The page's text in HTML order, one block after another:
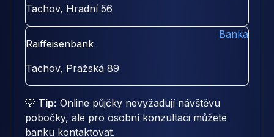
Tachov, Hradní 56
Raiffeisenbank
Tachov, Pražská 89
Banka
💡 Tip: Online půjčky nevyžadují návštěvu
pobočky, ale pro osobní konzultaci můžete
banku kontaktovat.